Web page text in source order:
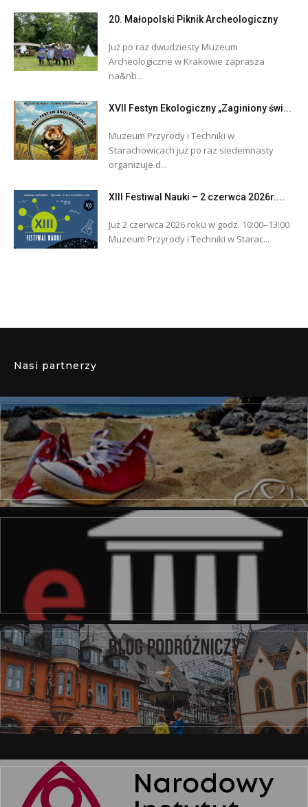
20. Małopolski Piknik Archeologiczny
Już po raz dwudziesty Muzeum
Archeologiczne w Krakowie zaprasza
na&nb...
XVII Festyn Ekologiczny „Zaginiony świ...
Muzeum Przyrody i Techniki w
Starachowicach już po raz siedemnasty
organizuje d...
XIII Festiwal Nauki – 2 czerwca 2026r....
Już 2 czerwca 2026 roku w godz. 10:00–13:00
Muzeum Przyrody i Techniki w Starac...
Nasi partnerzy